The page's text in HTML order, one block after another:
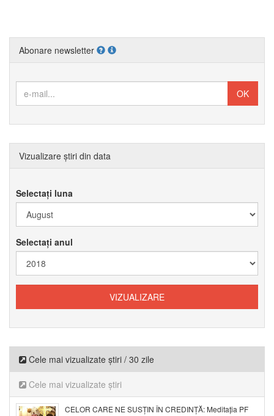
Abonare newsletter
Vizualizare știri din data
Selectați luna
Selectați anul
Cele mai vizualizate știri / 30 zile
Cele mai vizualizate știri
CELOR CARE NE SUSȚIN ÎN CREDINȚĂ: Meditația PF